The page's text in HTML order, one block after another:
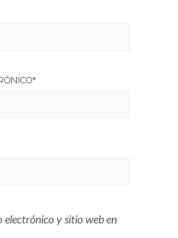
*
y sitio web en